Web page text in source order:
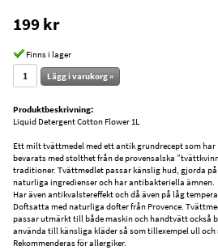
199 kr
Finns i lager
Lägg i varukorg »
Produktbeskrivning:
Liquid Detergent Cotton Flower 1L
Ett milt tvättmedel med ett antik grundrecept som har
bevarats med stolthet från de provensalska
traditioner. Tvättmedlet passar känslig hud, gjorda på
naturliga ingredienser och har antibakteriella ämnen.
Har även antikvalstereffekt och då även på låg
Doftsatta med naturliga dofter från Provence.
passar utmärkt till både maskin och handtvätt också
använda till känsliga kläder så som tillexempel ull och
Rekommenderas för allergiker.